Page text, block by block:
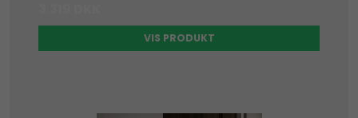
VIS PRODUKT